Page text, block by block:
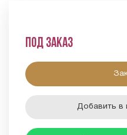
Под заказ
Добавить в